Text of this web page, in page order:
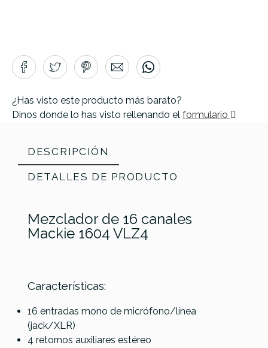
¿Has visto este producto más barato?
Dinos donde lo has visto rellenando el formulario
DESCRIPCIÓN
DETALLES DE PRODUCTO
Mezclador de 16 canales
Mackie 1604 VLZ4
Características:
16 entradas mono de micrófono/línea
(jack/XLR)
4 retornos auxiliares estéreo
Referencia MEZCSONMCK025